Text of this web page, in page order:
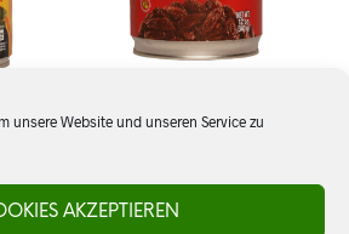
unsere Website und unseren Service zu
AKZEPTIEREN
Adobo, La Costeña